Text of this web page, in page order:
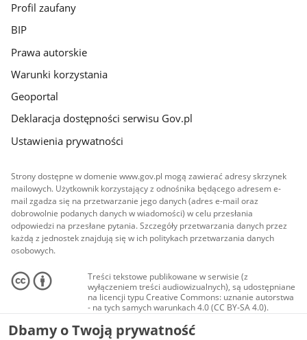
Profil zaufany
BIP
Prawa autorskie
Warunki korzystania
Geoportal
Deklaracja dostępności serwisu Gov.pl
Ustawienia prywatności
Strony dostępne w domenie www.gov.pl mogą zawierać adresy skrzynek
mailowych. Użytkownik korzystający z odnośnika będącego adresem e-
mail zgadza się na przetwarzanie jego danych (adres e-mail oraz
dobrowolnie podanych danych w wiadomości) w celu przesłania
odpowiedzi na przesłane pytania. Szczegóły przetwarzania danych przez
każdą z jednostek znajdują się w ich politykach przetwarzania danych
osobowych.
Treści tekstowe publikowane w serwisie (z
wyłączeniem treści audiowizualnych), są udostępniane
na licencji typu Creative Commons: uznanie autorstwa
- na tych samych warunkach 4.0 (CC BY-SA 4.0).
Materiały audiowizualne, w tym zdjęcia, materiały
audio i wideo, są udostępniane na licencji typu
Dbamy o Twoją prywatność